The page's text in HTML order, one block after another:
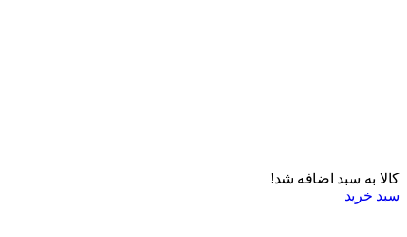
کالا به سبد اضافه شد!
سبد خرید